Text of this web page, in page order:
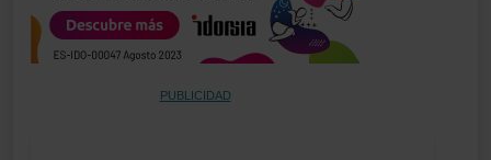
PUBLICIDAD